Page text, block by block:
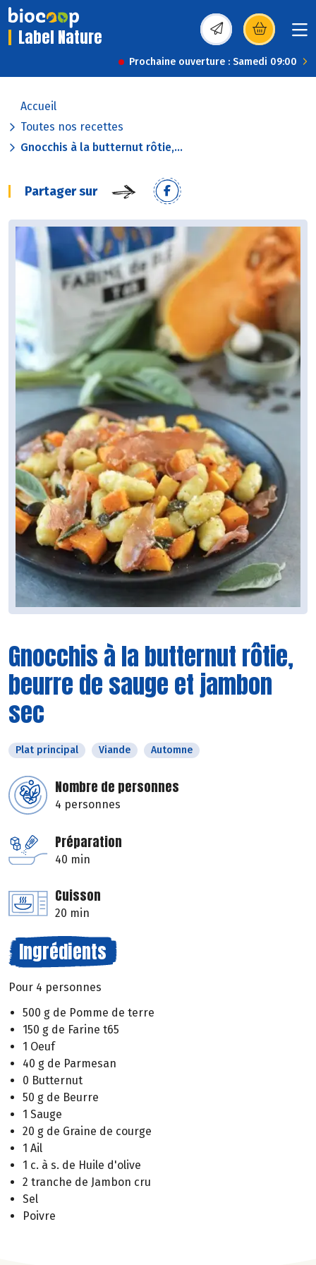
Label Nature (s’ouvre dans une
Prochaine ouverture : Samedi 09:00
Accueil
Toutes nos recettes
Gnocchis à la butternut rôtie,...
Partager sur
Gnocchis à la butternut rôtie,
beurre de sauge et jambon
sec
Plat principal Viande Automne
Nombre de personnes
4 personnes
Préparation
40 min
Cuisson
20 min
Ingrédients
Pour 4 personnes
500 g de Pomme de terre
150 g de Farine t65
1 Oeuf
40 g de Parmesan
0 Butternut
50 g de Beurre
1 Sauge
20 g de Graine de courge
1 Ail
1 c. à s. de Huile d'olive
2 tranche de Jambon cru
Sel
Poivre